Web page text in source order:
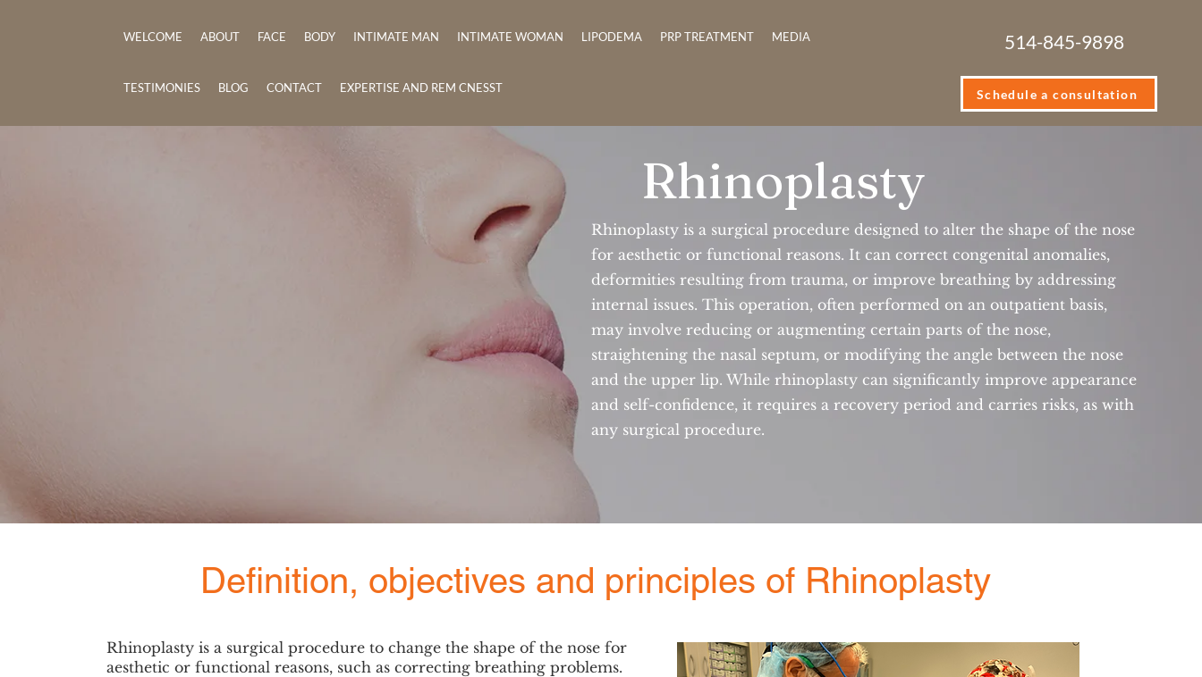
WELCOME ABOUT FACE BODY INTIMATE MAN INTIMATE WOMAN LIPODEMA PRP TREATMENT MEDIA
TESTIMONIES BLOG CONTACT EXPERTISE AND REM CNESST
514-845-9898
Schedule a consultation
Rhinoplasty
Rhinoplasty is a surgical procedure designed to alter the shape of the nose
for aesthetic or functional reasons. It can correct congenital anomalies,
deformities resulting from trauma, or improve breathing by addressing
internal issues. This operation, often performed on an outpatient basis,
may involve reducing or augmenting certain parts of the nose,
straightening the nasal septum, or modifying the angle between the nose
and the upper lip. While rhinoplasty can significantly improve appearance
and self-confidence, it requires a recovery period and carries risks, as with
any surgical procedure.
Definition, objectives and principles of Rhinoplasty
Rhinoplasty is a surgical procedure to change the shape of the nose for
aesthetic or functional reasons, such as correcting breathing problems.